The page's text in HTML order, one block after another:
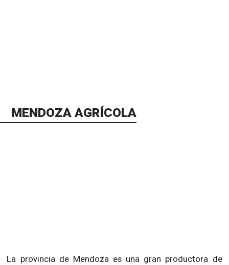
MENDOZA AGRÍCOLA
La provincia de Mendoza es una gran productora de